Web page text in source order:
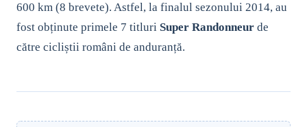
600 km (8 brevete). Astfel, la finalul sezonului 2014, au
fost obținute primele 7 titluri Super Randonneur de
către cicliștii români de anduranță.